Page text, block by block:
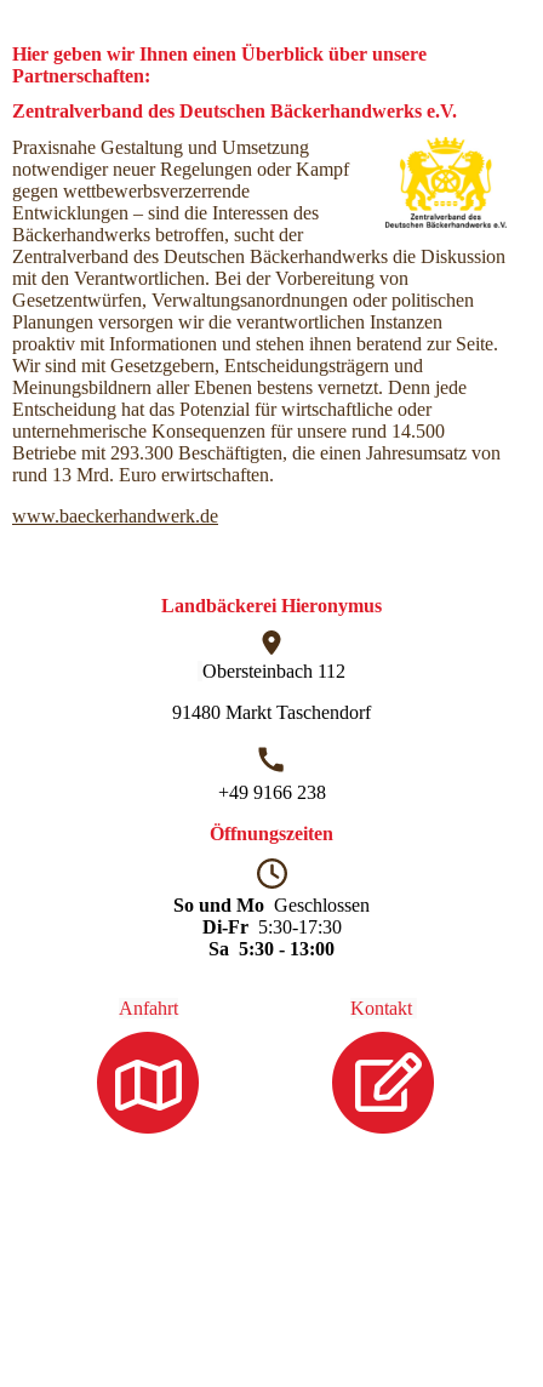
Hier geben wir Ihnen einen Überblick über unsere
Partnerschaften:
Zentralverband des Deutschen Bäckerhandwerks e.V.
Praxisnahe Gestaltung und Umsetzung
notwendiger neuer Regelungen oder Kampf
gegen wettbewerbsverzerrende
Entwicklungen – sind die Interessen des
Bäckerhandwerks betroffen, sucht der
Zentralverband des Deutschen Bäckerhandwerks die Diskussion
mit den Verantwortlichen. Bei der Vorbereitung von
Gesetzentwürfen, Verwaltungsanordnungen oder politischen
Planungen versorgen wir die verantwortlichen Instanzen
proaktiv mit Informationen und stehen ihnen beratend zur Seite.
Wir sind mit Gesetzgebern, Entscheidungsträgern und
Meinungsbildnern aller Ebenen bestens vernetzt. Denn jede
Entscheidung hat das Potenzial für wirtschaftliche oder
unternehmerische Konsequenzen für unsere rund 14.500
Betriebe mit 293.300 Beschäftigten, die einen Jahresumsatz von
rund 13 Mrd. Euro erwirtschaften.
www.baeckerhandwerk.de
Landbäckerei Hieronymus
Obersteinbach 112
91480 Markt Taschendorf
+49 9166 238
Öffnungszeiten
So und Mo Geschlossen
Di-Fr5:30-17:30
Sa 5:30 - 13:00
Anfahrt Kontakt